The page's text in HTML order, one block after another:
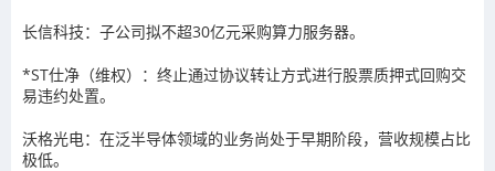
长信科技：子公司拟不超30亿元采购算力服务器。
*ST仕净（维权）：终止通过协议转让方式进行股票质押式回购交
易违约处置。
沃格光电：在泛半导体领域的业务尚处于早期阶段，营收规模占比
极低。